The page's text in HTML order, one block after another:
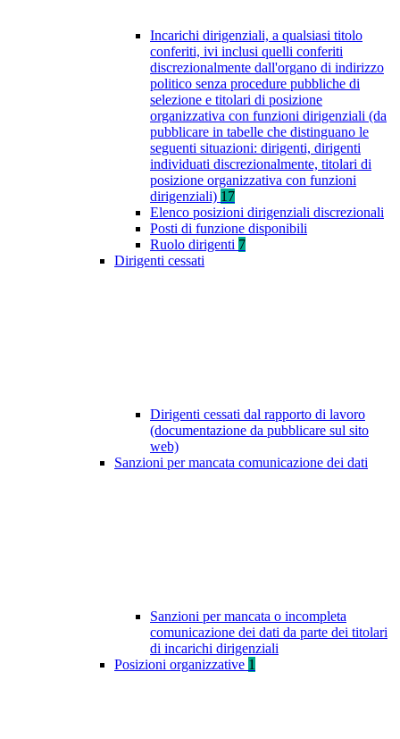
Incarichi dirigenziali, a qualsiasi titolo
conferiti, ivi inclusi quelli conferiti
discrezionalmente dall'organo di indirizzo
politico senza procedure pubbliche di
selezione e titolari di posizione
organizzativa con funzioni dirigenziali (da
pubblicare in tabelle che distinguano le
seguenti situazioni: dirigenti, dirigenti
individuati discrezionalmente, titolari di
posizione organizzativa con funzioni
dirigenziali) 17
Elenco posizioni dirigenziali discrezionali
Posti di funzione disponibili
Ruolo dirigenti 7
Dirigenti cessati
Dirigenti cessati dal rapporto di lavoro
(documentazione da pubblicare sul sito
web)
Sanzioni per mancata comunicazione dei dati
Sanzioni per mancata o incompleta
comunicazione dei dati da parte dei titolari
di incarichi dirigenziali
Posizioni organizzative 1